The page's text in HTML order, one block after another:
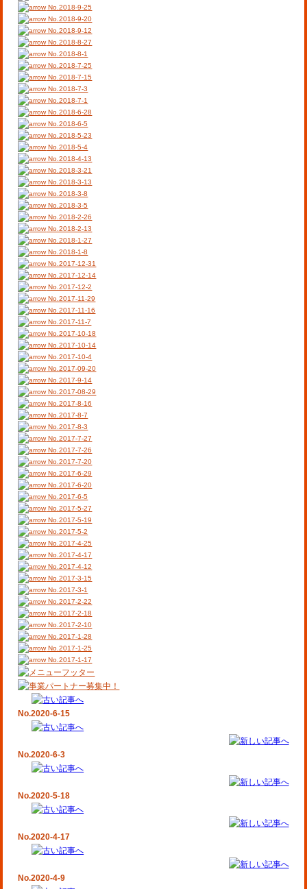
No.2018-9-25
No.2018-9-20
No.2018-9-12
No.2018-8-27
No.2018-8-1
No.2018-7-25
No.2018-7-15
No.2018-7-3
No.2018-7-1
No.2018-6-28
No.2018-6-5
No.2018-5-23
No.2018-5-4
No.2018-4-13
No.2018-3-21
No.2018-3-13
No.2018-3-8
No.2018-3-5
No.2018-2-26
No.2018-2-13
No.2018-1-27
No.2018-1-8
No.2017-12-31
No.2017-12-14
No.2017-12-2
No.2017-11-29
No.2017-11-16
No.2017-11-7
No.2017-10-18
No.2017-10-14
No.2017-10-4
No.2017-09-20
No.2017-9-14
No.2017-08-29
No.2017-8-16
No.2017-8-7
No.2017-8-3
No.2017-7-27
No.2017-7-26
No.2017-7-20
No.2017-6-29
No.2017-6-20
No.2017-6-5
No.2017-5-27
No.2017-5-19
No.2017-5-2
No.2017-4-25
No.2017-4-17
No.2017-4-12
No.2017-3-15
No.2017-3-1
No.2017-2-22
No.2017-2-18
No.2017-2-10
No.2017-1-28
No.2017-1-25
No.2017-1-17
No.2020-6-15
No.2020-6-3
No.2020-5-18
No.2020-4-17
No.2020-4-9